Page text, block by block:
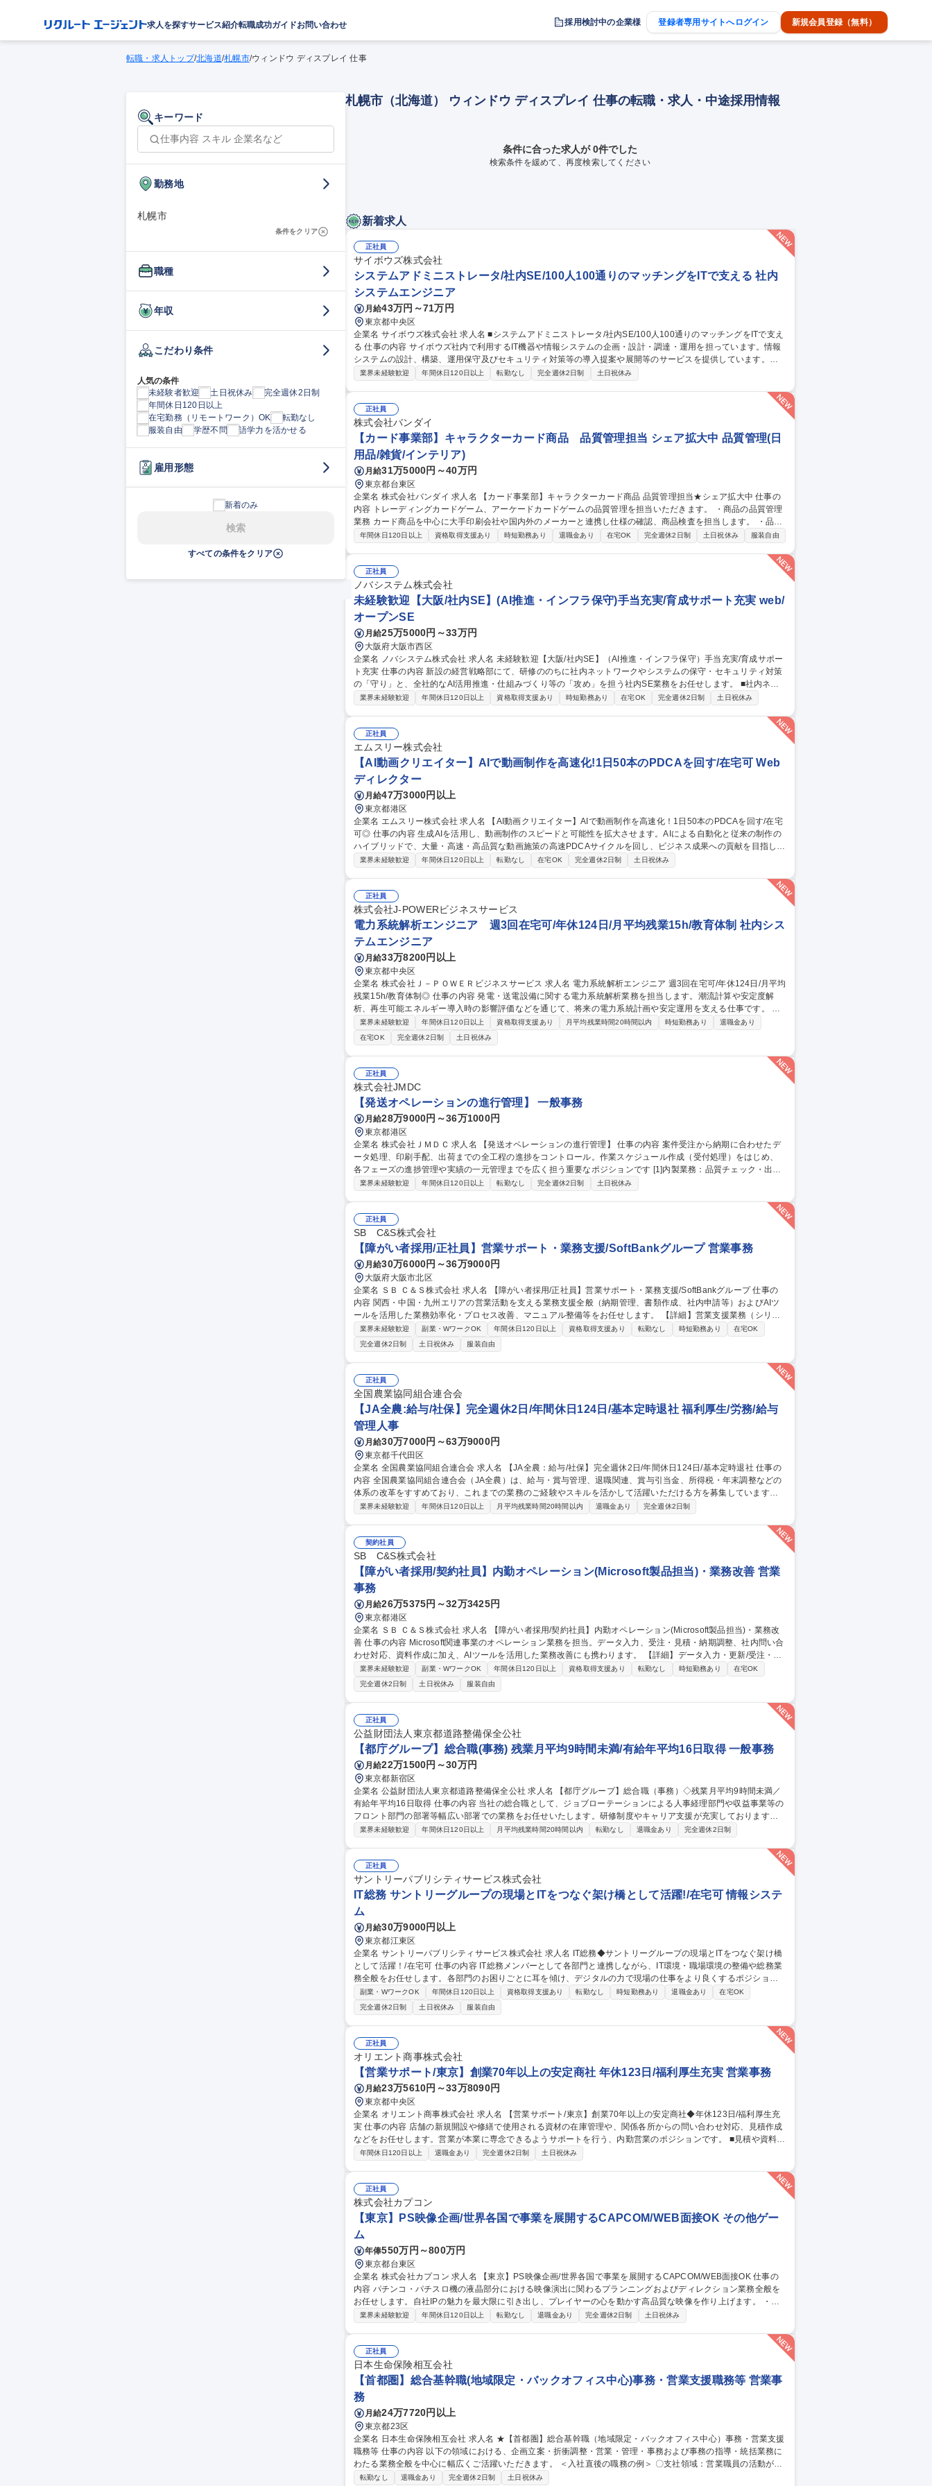
求人を探すサービス紹介転職成功ガイドお問い合わせ 採用検討中の企業様 登録者専用サイトへログイン 新規会員登録（無料）
転職・求人トップ/北海道/札幌市/ウィンドウ ディスプレイ 仕事
キーワード
勤務地
札幌市
条件をクリア
職種
年収
こだわり条件
人気の条件
未経験者歓迎
土日祝休み
完全週休2日制
年間休日120日以上
在宅勤務（リモートワーク）OK
転勤なし
服装自由
学歴不問 語学力を活かせる
雇用形態
新着のみ
検索
すべての条件をクリア
札幌市（北海道） ウィンドウ ディスプレイ 仕事の転職・求人・中途採用情報
条件に合った求人が 0件でした
検索条件を緩めて、再度検索してください
新着求人
正社員
サイボウズ株式会社
システムアドミニストレータ/社内SE/100人100通りのマッチングをITで支える 社内
システムエンジニア
月給43万円～71万円
東京都中央区
企業名 サイボウズ株式会社 求人名 ■システムアドミニストレータ/社内SE/100人100通りのマッチングをITで支え
る 仕事の内容 サイボウズ社内で利用するIT機器や情報システムの企画・設計・調達・運用を担っています。情報
システムの設計、構築、運用保守及びセキュリティ対策等の導入提案や展開等のサービスを提供しています。
【業務内容】■サイボウズの働き方を支えるITシステムの設計/構築/運用保守■社内用IaaS/SaaS/Idpの設計/構築/運
※当社の企業理念を実現するための社内環境づくり、つまり「チームワークあふれる“会社”を創る」ために「いつ
でも、どこでも、誰とでも、最高の仕事ができるITを提供する」をミッションとしています 募集職種 ■システムア
ドミニストレータ/社内SE/100人100通りのマッチングをITで支える
業界未経験歓迎 年間休日120日以上 転勤なし 完全週休2日制 土日祝休み
正社員
株式会社バンダイ
【カード事業部】キャラクターカード商品 品質管理担当 シェア拡大中 品質管理(日
用品/雑貨/インテリア)
月給31万5000円～40万円
東京都台東区
企業名 株式会社バンダイ 求人名 【カード事業部】キャラクターカード商品 品質管理担当★シェア拡大中 仕事の
内容 トレーディングカードゲーム、アーケードカードゲームの品質管理を担当いただきます。 ・商品の品質管理
業務 カード商品を中心に大手印刷会社や国内外のメーカーと連携し仕様の確認、商品検査を担当します。 ・品質
向上、持続性向上に向けた各種取組み 募集職種 【カード事業部】キャラクターカード商品 品質管理担当★シェア
年間休日120日以上 資格取得支援あり 時短勤務あり 退職金あり 在宅OK 完全週休2日制 土日祝休み 服装自由
正社員
ノバシステム株式会社
未経験歓迎【大阪/社内SE】(AI推進・インフラ保守)手当充実/育成サポート充実 web/
オープンSE
月給25万5000円～33万円
大阪府大阪市西区
企業名 ノバシステム株式会社 求人名 未経験歓迎【大阪/社内SE】（AI推進・インフラ保守）手当充実/育成サポー
ト充実 仕事の内容 新設の経営戦略部にて、研修ののちに社内ネットワークやシステムの保守・セキュリティ対策
の「守り」と、全社的なAI活用推進・仕組みづくり等の「攻め」を担う社内SE業務をお任せします。 ■社内ネッ
トワーク、システムの保守・セキュリティ対策・社員教育 ■Pマーク、ISMSの更新および監査対応 ■社員向けAI教
の全拠点が対象。 ※新設組織のため仕組みづくりからアイデアを反映でき、サポート・インフラ経験を活かし新
領域へ挑戦できます。 募集職種 未経験歓迎【大阪/社内SE】（AI推進・インフラ保守）手当充実/育成サポート充
実
業界未経験歓迎 年間休日120日以上 資格取得支援あり 時短勤務あり 在宅OK 完全週休2日制 土日祝休み
正社員
エムスリー株式会社
【AI動画クリエイター】AIで動画制作を高速化!1日50本のPDCAを回す/在宅可 Web
ディレクター
月給47万3000円以上
東京都港区
企業名 エムスリー株式会社 求人名 【AI動画クリエイター】AIで動画制作を高速化！1日50本のPDCAを回す/在宅
可◎ 仕事の内容 生成AIを活用し、動画制作のスピードと可能性を拡大させます。AIによる自動化と従来の制作の
ハイブリッドで、大量・高速・高品質な動画施策の高速PDCAサイクルを回し、ビジネス成果への貢献を目指しま
す。 AIエージェントに定型作業を任せ、「何を・なぜ作るか」の判断と企画に集中する新しい制作スタイルを担
た動画コンテンツ企画・制作・効果検証 ■AIによるシナリオ・クリップ・音声・字幕の生成や制作管理 ※1日50本
規模の体制を構築し、仮説検証と改善を行います。 募集職種 【AI動画クリエイター】AIで動画制作を高速化！1
日50本のPDCAを回す/在宅可◎
業界未経験歓迎 年間休日120日以上 転勤なし 在宅OK 完全週休2日制 土日祝休み
正社員
株式会社J-POWERビジネスサービス
電力系統解析エンジニア 週3回在宅可/年休124日/月平均残業15h/教育体制 社内シス
テムエンジニア
月給33万8200円以上
東京都中央区
企業名 株式会社Ｊ－ＰＯＷＥＲビジネスサービス 求人名 電力系統解析エンジニア 週3回在宅可/年休124日/月平均
残業15h/教育体制◎ 仕事の内容 発電・送電設備に関する電力系統解析業務を担当します。潮流計算や安定度解
析、再生可能エネルギー導入時の影響評価などを通じて、将来の電力系統計画や安定運用を支える仕事です。 ・
発電設備や新規需要家の系統連系に伴う影響評価 ・電圧変動や潮流状況の解析、設備容量の検討 ・将来の電力系
統計画に向けたシミュレーション ・RTDS、PSCAD、PowerFactory等を用いた系統解析 ・解析結果をもとにし
た技術検討資料の作成 ・解析手法の高度化や支援ツール開発にも挑戦可能 募集職種 電力系統解析エンジニア 週3
回在宅可/年休124日/月平均残業15h/教育体制◎
業界未経験歓迎 年間休日120日以上 資格取得支援あり 月平均残業時間20時間以内 時短勤務あり
退職金あり
在宅OK
完全週休2日制 土日祝休み
正社員
株式会社JMDC
【発送オペレーションの進行管理】 一般事務
月給28万9000円～36万1000円
東京都港区
企業名 株式会社ＪＭＤＣ 求人名 【発送オペレーションの進行管理】 仕事の内容 案件受注から納期に合わせたデ
ータ処理、印刷手配、出荷までの全工程の進捗をコントロール。作業スケジュール作成（受付処理）をはじめ、
各フェーズの進捗管理や実績の一元管理までを広く担う重要なポジションです [1]内製業務：品質チェック・出荷
対応・資材管理 [2]外注業務：発注進行 [3]進行管理・事務： ・案件コントロール：月150～350件の進捗管理 ・顧
業界未経験歓迎 年間休日120日以上 転勤なし 完全週休2日制 土日祝休み
正社員
SB C&S株式会社
【障がい者採用/正社員】営業サポート・業務支援/SoftBankグループ 営業事務
月給30万6000円～36万9000円
大阪府大阪市北区
企業名 ＳＢ Ｃ＆Ｓ株式会社 求人名 【障がい者採用/正社員】営業サポート・業務支援/SoftBankグループ 仕事の
内容 関西・中国・九州エリアの営業活動を支える業務支援全般（納期管理、書類作成、社内申請等）およびAIツ
ールを活用した業務効率化・プロセス改善、マニュアル整備等をお任せします。 【詳細】営業支援業務（シリア
ル取得、納期調整、メーカー出荷報告）/納期回答・納期管理/納品書・請求書等の書類作成・発行/押印申請等の社
内申請業務/各種事務・庶務業務/AIツールを活用した業務効率化・業務改善/業務の標準化・マニュアル整備 【働
き方】TeamsやGoogle Chatを中心にコミュニケーションを実施しており、業務に慣れた後は週1～2日程度の在
宅勤務も可能です。 募集職種 【障がい者採用/正社員】営業サポート・業務支援/SoftBankグループ
業界未経験歓迎 副業・WワークOK 年間休日120日以上 資格取得支援あり 転勤なし 時短勤務あり
在宅OK
完全週休2日制
土日祝休み 服装自由
正社員
全国農業協同組合連合会
【JA全農:給与/社保】完全週休2日/年間休日124日/基本定時退社 福利厚生/労務/給与
管理人事
月給30万7000円～63万9000円
東京都千代田区
企業名 全国農業協同組合連合会 求人名 【JA全農：給与/社保】完全週休2日/年間休日124日/基本定時退社 仕事の
内容 全国農業協同組合連合会（JA全農）は、給与・賞与管理、退職関連、賞与引当金、所得税・年末調整などの
体系の改革をすすめており、これまでの業務のご経験やスキルを活かして活躍いただける方を募集しています。
ご経験・適性・希望をもとに、以下の中から担当いただく業務を決定します。 ■給与・賞与管理業務■所得税対
年間休日124日/基本定時退社
業界未経験歓迎 年間休日120日以上 月平均残業時間20時間以内 退職金あり 完全週休2日制
契約社員
SB C&S株式会社
【障がい者採用/契約社員】内勤オペレーション(Microsoft製品担当)・業務改善 営業
事務
月給26万5375円～32万3425円
東京都港区
企業名 ＳＢ Ｃ＆Ｓ株式会社 求人名 【障がい者採用/契約社員】内勤オペレーション(Microsoft製品担当)・業務改
善 仕事の内容 Microsoft関連事業のオペレーション業務を担当。データ入力、受注・見積・納期調整、社内問い合
わせ対応、資料作成に加え、AIツールを活用した業務改善にも携わります。 【詳細】データ入力・更新/受注・見
積作成・納期調整/社内営業からの問い合わせ対応/マニュアル作成や売上データ等の資料作成/AIツール(Microsoft
Copilot、ChatGPT等)を活用したAIエージェント作成や問い合わせ対応の業務改善 【働き方】TeamsやGmailを活
用しています。障がい配慮に関する面談や在宅勤務など、無理なく柔軟に働ける環境を整えています。 募集職種
【障がい者採用/契約社員】内勤オペレーション(Microsoft製品担当)・業務改善
業界未経験歓迎 副業・WワークOK 年間休日120日以上 資格取得支援あり 転勤なし 時短勤務あり
在宅OK
完全週休2日制
土日祝休み 服装自由
正社員
公益財団法人東京都道路整備保全公社
【都庁グループ】総合職(事務) 残業月平均9時間未満/有給年平均16日取得 一般事務
月給22万1500円～30万円
東京都新宿区
企業名 公益財団法人東京都道路整備保全公社 求人名 【都庁グループ】総合職（事務）◇残業月平均9時間未満／
有給年平均16日取得 仕事の内容 当社の総合職として、ジョブローテーションによる人事経理部門や収益事業等の
フロント部門の部署等幅広い部署での業務をお任せいたします。研修制度やキャリア支援が充実しております！
※下記業務詳細 【業務詳細】■管理部門：広報、人事、経理など当公社の運営に係る管理業務 ■収益部門：駐車場
幹線道路や木造住宅密集地域の特定整備路線の用地取得、道路に関する普及啓発事業、都内の道路施設や道路工
事現場の見学ツアー事業 ※入社後は上記いずれかの部門へ配属。※業務内容変更の範囲：会社の定める業務 募集
職種 【都庁グループ】総合職（事務）◇残業月平均9時間未満／有給年平均16日取得
業界未経験歓迎 年間休日120日以上 月平均残業時間20時間以内 転勤なし 退職金あり 完全週休2日制
正社員
サントリーパブリシティサービス株式会社
IT総務 サントリーグループの現場とITをつなぐ架け橋として活躍!/在宅可 情報システ
ム
月給30万9000円以上
東京都江東区
企業名 サントリーパブリシティサービス株式会社 求人名 IT総務◆サントリーグループの現場とITをつなぐ架け橋
として活躍！/在宅可 仕事の内容 IT総務メンバーとして各部門と連携しながら、IT環境・職場環境の整備や総務業
務全般をお任せします。各部門のお困りごとに耳を傾け、デジタルの力で現場の仕事をより良くするポジション
です。 ■各部・営業拠点の課題解決・業務改善推進 ■システム開発・運用、クラウド・自動化ツールの導入・運用
■IT機器・ツール資産管理、利用者サポート ■営業拠点・本社のITインフラ整備・執務環境改善（レイアウト設
計、設備・備品管理等） ■営業拠点の新規立ち上げ・撤退対応 ■PMとしてのITプロジェクト進行支援、情報セキ
ュリティ強化（社員教育、セキュリティツール管理・運用） 募集職種 IT総務◆サントリーグループの現場とITを
つなぐ架け橋として活躍！/在宅可
副業・WワークOK 年間休日120日以上 資格取得支援あり 転勤なし 時短勤務あり 退職金あり
在宅OK
完全週休2日制
土日祝休み 服装自由
正社員
オリエント商事株式会社
【営業サポート/東京】創業70年以上の安定商社 年休123日/福利厚生充実 営業事務
月給23万5610円～33万8090円
東京都中央区
企業名 オリエント商事株式会社 求人名 【営業サポート/東京】創業70年以上の安定商社◆年休123日/福利厚生充
実 仕事の内容 店舗の新規開設や修繕で使用される資材の在庫管理や、関係各所からの問い合わせ対応、見積作成
などをお任せします。営業が本業に専念できるようサポートを行う、内勤営業のポジションです。 ■見積や資料の
作成、各種手配、資材の在庫管理 ■社内外（施工店、倉庫、仕入先など）との折衝や問い合わせ対応 ■内装・設備
ど）が生かせます。 ※将来的なキャリア：管理職希望の方には部下の育成やマネジメントにも参画いただけま
す。部署異動希望制度もあり、多彩なキャリアチェンジが可能です。 募集職種 【営業サポート/東京】創業70年以
上の安定商社◆年休123日/福利厚生充実
年間休日120日以上 退職金あり 完全週休2日制 土日祝休み
正社員
株式会社カプコン
【東京】PS映像企画/世界各国で事業を展開するCAPCOM/WEB面接OK その他ゲー
ム
年俸550万円～800万円
東京都台東区
企業名 株式会社カプコン 求人名 【東京】PS映像企画/世界各国で事業を展開するCAPCOM/WEB面接OK 仕事の
内容 パチンコ・パチスロ機の液晶部分における映像演出に関わるプランニングおよびディレクション業務全般を
お任せします。自社IPの魅力を最大限に引き出し、プレイヤーの心を動かす高品質な映像を作り上げます。 ・映
像仕様書の作成および演出プランニング ・絵コンテ等を基にした映像制作のディレクションと細かな指示出し ・
ら納品まで一貫して携わり、チームメンバーと連携しながら最高品質の映像演出を追求します。 変更範囲：当社
業務全般 募集職種 【東京】PS映像企画/世界各国で事業を展開するCAPCOM/WEB面接OK
業界未経験歓迎 年間休日120日以上 転勤なし 退職金あり 完全週休2日制 土日祝休み
正社員
日本生命保険相互会社
【首都圏】総合基幹職(地域限定・バックオフィス中心)事務・営業支援職務等 営業事
務
月給24万7720円以上
東京都23区
企業名 日本生命保険相互会社 求人名 ★【首都圏】総合基幹職（地域限定・バックオフィス中心）事務・営業支援
職務等 仕事の内容 以下の領域における、企画立案・折衝調整・営業・管理・事務および事務の指導・統括業務に
わたる業務全般を中心に幅広くご活躍いただきます。 ＜入社直後の職務の例＞ 〇支社領域：営業職員の活動がス
ムーズに進むよう、事務手続きや各種調整を担当。保険手続きに関する事務、営業職員からの問い合わせ対応、
転勤なし 退職金あり 完全週休2日制 土日祝休み